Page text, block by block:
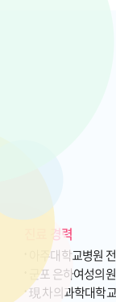
진료 경력
아주대학교병원
군포 은하여성의
現 차의과학대학